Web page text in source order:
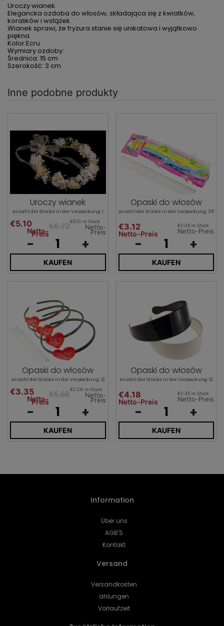
Uroczy wianek.
Elegancka ozdoba do włosów, składająca się z kwiatków,
koralików i wstążek.
Wianek sprawi, że fryzura stanie się unikatowa i wyjątkowo
piękna.
Kolor:Ecru
Wymiary ozdoby:
Średnica: 15 cm
Szerokość: 3 cm
Inne podobne produkty
Uroczy wianek
Anzahl der Stücke in der Verpackung: 1
€5.10
Netto-
Preis
€6.72€5.10 ro Stück
Netto-
Preis
- +
KAUFEN
Opaski do włosów
Anzahl der Stücke in der Verpackung: 36
€3.12
Netto-Preis
€0.09 ro Stück
Netto-Preis
- +
KAUFEN
Opaski do włosów
Anzahl der Stücke in der Verpackung: 12
€3.35
Netto-
Preis
€5.56€0.28 ro Stück
Netto-
Preis
- +
KAUFEN
Opaski do włosów
Anzahl der Stücke in der Verpackung: 12
€4.18
Netto-Preis
€0.35 ro Stück
Netto-Preis
- +
KAUFEN
Information
Über uns
AGB'S
Kontakt
Versand
Versandkosten
ahlungen
Vorlaufzeit